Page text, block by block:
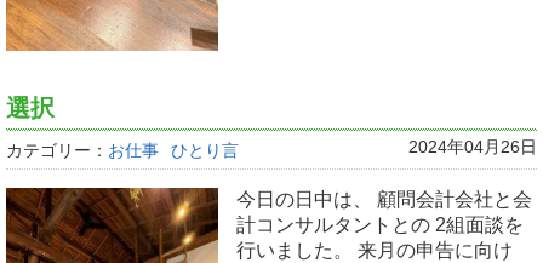
選択
カテゴリー： お仕事 ひとり言 2024年04月26日
今日の日中は、 顧問会計会社と会
計コンサルタントとの 2組面談を
行いました。 来月の申告に向け